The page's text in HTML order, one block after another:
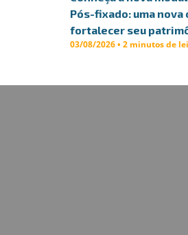
Pós-fixado: uma nova
fortalecer seu
03/08/2026 • 2 minutos de